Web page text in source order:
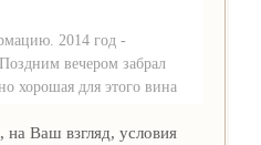
2014 год -
вечером забрал
хорошая для этого вина
Ваш взгляд, условия